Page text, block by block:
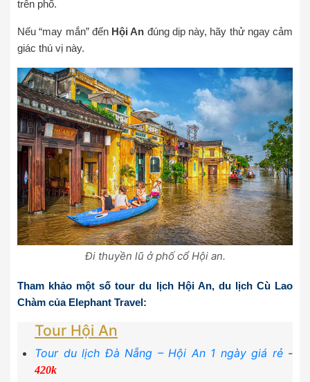
trên phố.
Nếu “may mắn” đến Hội An đúng dịp này, hãy thử ngay cảm
giác thú vị này.
Đi thuyền lũ ở phố cổ Hội an.
Tham khảo một số tourdu lịch Hội An, du lịch Cù Lao
Chàm của Elephant Travel:
Tour Hội An
Tour du lịch Đà Nẵng – Hội An 1 ngày giá rẻ-
420k